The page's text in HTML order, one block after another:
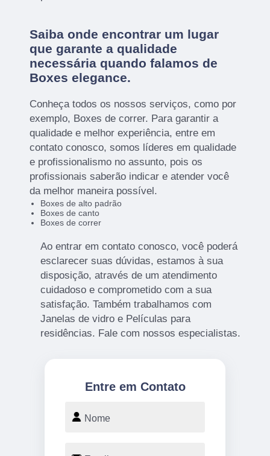
Saiba onde encontrar um lugar
que garante a qualidade
necessária quando falamos de
Boxes elegance.
Conheça todos os nossos serviços, como por
exemplo, Boxes de correr. Para garantir a
qualidade e melhor experiência, entre em
contato conosco, somos líderes em qualidade
e profissionalismo no assunto, pois os
profissionais saberão indicar e atender você
da melhor maneira possível.
Boxes de alto padrão
Boxes de canto
Boxes de correr
Ao entrar em contato conosco, você poderá
esclarecer suas dúvidas, estamos à sua
disposição, através de um atendimento
cuidadoso e comprometido com a sua
satisfação. Também trabalhamos com
Janelas de vidro e Películas para
residências. Fale com nossos especialistas.
Entre em Contato